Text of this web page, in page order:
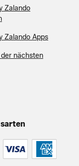
Zalando
Zalando Apps
nächsten